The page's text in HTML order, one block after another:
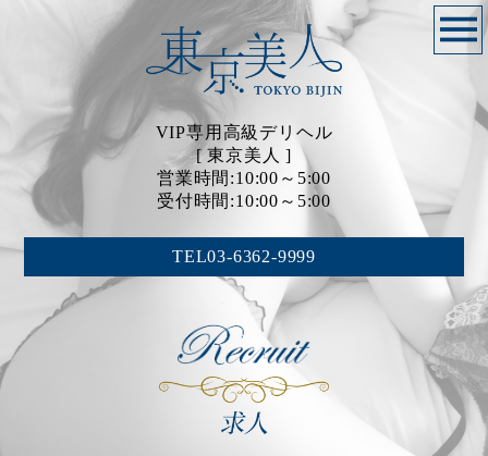
VIP専用高級デリヘル
[ 東京美人 ]
営業時間:10:00～5:00
受付時間:10:00～5:00
TEL03-6362-9999